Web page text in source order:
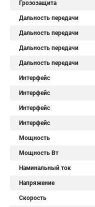
Грозозащита
Дальность передачи
Дальность передачи
Дальность передачи
Дальность передачи
Интерфейс
Интерфейс
Интерфейс
Интерфейс
Мощность
Мощность Вт
Наминальный ток
Напряжение
Скорость